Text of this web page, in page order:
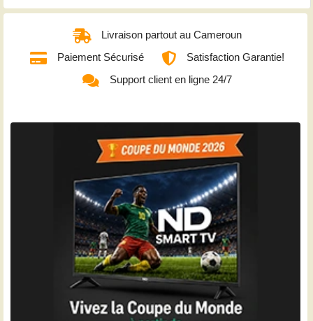
Livraison partout au Cameroun
Paiement Sécurisé
Satisfaction Garantie!
Support client en ligne 24/7